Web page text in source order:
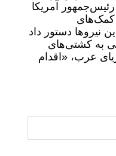
رئیس‌جمهور آمریکا
کمک‌های
نیروها دستور داد
به کشتی‌های
عرب، «اقدام